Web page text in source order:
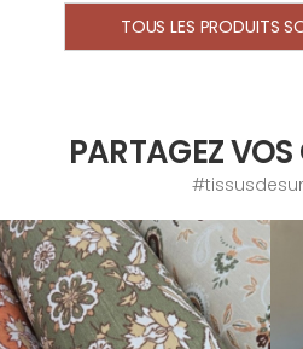
TOUS LES PRODUITS
PARTAGEZ